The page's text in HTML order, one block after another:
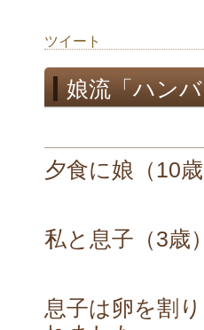
ツイート
娘流「ハン
夕食に娘（10
私と息子（3歳
息子は卵を割